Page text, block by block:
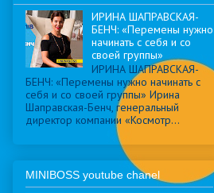
ИРИНА ШАПРАВСКАЯ-
БЕНЧ: «Перемены нужно
начинать с себя и со
своей группы»
ИРИНА ШАПРАВСКАЯ-
БЕНЧ: «Перемены нужно начинать с
себя и со своей группы» Ирина
Шаправская-Бенч, генеральный
директор компании «Космотр...
MINIBOSS youtube chanel